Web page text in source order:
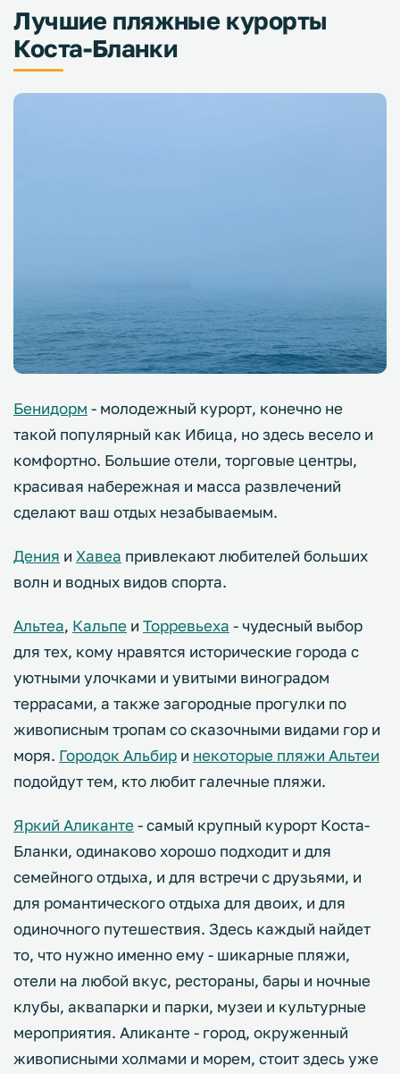
Лучшие пляжные курорты
Коста-Бланки
Бенидорм - молодежный курорт, конечно не
такой популярный как Ибица, но здесь весело и
комфортно. Большие отели, торговые центры,
красивая набережная и масса развлечений
сделают ваш отдых незабываемым.
Дения и Хавеа привлекают любителей больших
волн и водных видов спорта.
Альтеа, Кальпе и Торревьеха - чудесный выбор
для тех, кому нравятся исторические города с
уютными улочками и увитыми виноградом
террасами, а также загородные прогулки по
живописным тропам со сказочными видами гор и
моря. Городок Альбир и некоторые пляжи Альтеи
подойдут тем, кто любит галечные пляжи.
Яркий Аликанте - самый крупный курорт Коста-
Бланки, одинаково хорошо подходит и для
семейного отдыха, и для встречи с друзьями, и
для романтического отдыха для двоих, и для
одиночного путешествия. Здесь каждый найдет
то, что нужно именно ему - шикарные пляжи,
отели на любой вкус, рестораны, бары и ночные
клубы, аквапарки и парки, музеи и культурные
мероприятия. Аликанте - город, окруженный
живописными холмами и морем, стоит здесь уже